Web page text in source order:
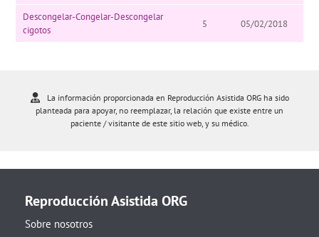
Descongelar-Congelar-Descongelar
cigotos
5 05/02/2018
La información proporcionada en Reproducción Asistida ORG ha sido
planteada para apoyar, no reemplazar, la relación que existe entre un
paciente / visitante de este sitio web, y su médico.
Reproducción Asistida ORG
Sobre nosotros